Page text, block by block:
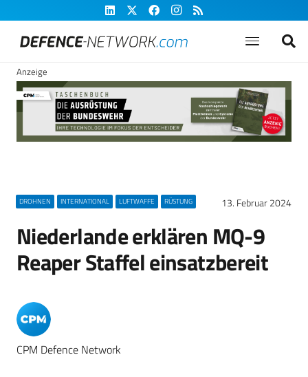
Anzeige
DROHNEN INTERNATIONAL LUFTWAFFE RÜSTUNG 13. Februar 2024
Niederlande erklären MQ-9
Reaper Staffel einsatzbereit
CPM Defence Network